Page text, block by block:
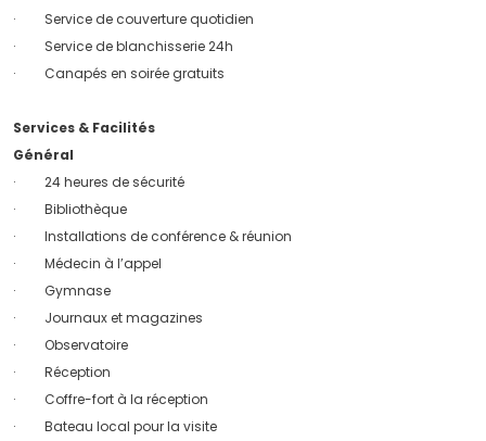
· Service de couverture quotidien
· Service de blanchisserie 24h
· Canapés en soirée gratuits
Services & Facilités
Général
· 24 heures de sécurité
· Bibliothèque
· Installations de conférence & réunion
· Médecin à l’appel
· Gymnase
· Journaux et magazines
· Observatoire
· Réception
· Coffre-fort à la réception
· Bateau local pour la visite